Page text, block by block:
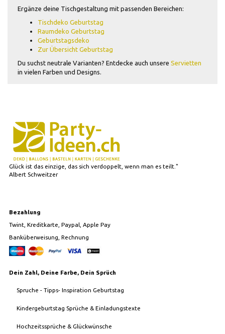
Ergänze deine Tischgestaltung mit passenden Bereichen:
Tischdeko Geburtstag
Raumdeko Geburtstag
Geburtstagsdeko
Zur Übersicht Geburtstag
Du suchst neutrale Varianten? Entdecke auch unsere Servietten
in vielen Farben und Designs.
Glück ist das einzige, das sich verdoppelt, wenn man es teilt."
Albert Schweitzer
Bezahlung
Twint, Kreditkarte, Paypal, Apple Pay
Banküberweisung, Rechnung
Dein Zahl, Deine Farbe, Dein Sprüch
Spruche - Tipps- Inspiration Geburtstag
Kindergeburtstag Sprüche & Einladungstexte
Hochzeitssprüche & Glückwünsche